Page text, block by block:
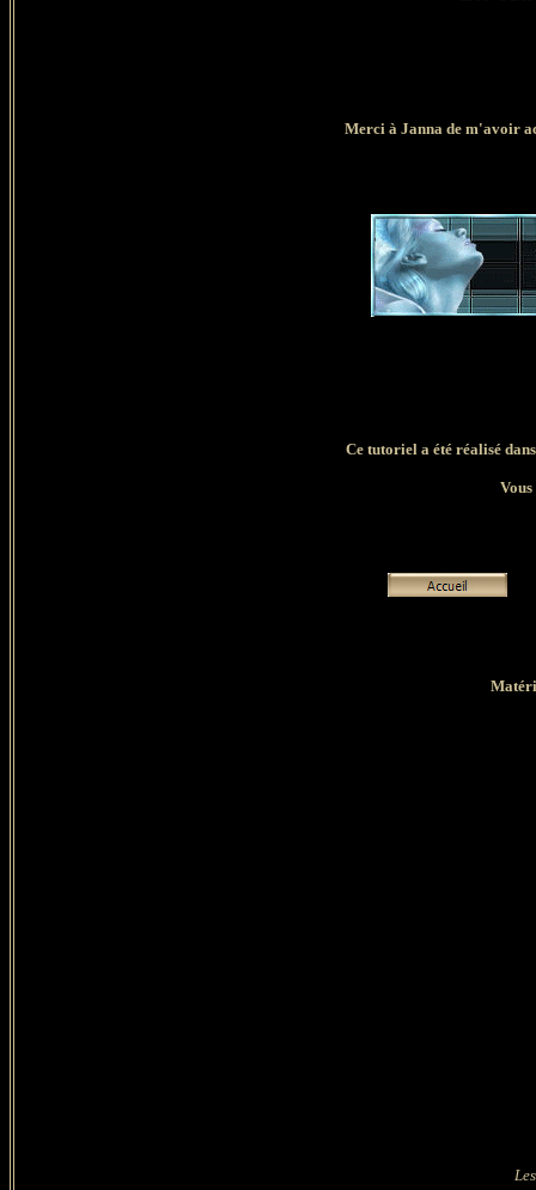
Merci à Janna de m'avoir
Ce tutoriel a été réalisé